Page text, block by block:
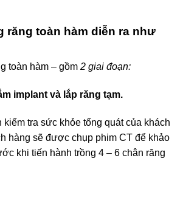
răng toàn hàm diễn ra như
toàn hàm – gồm 2 giai đoạn:
implant và lắp răng tạm.
kiểm tra sức khỏe tổng quát của khách
hàng sẽ được chụp phim CT để khảo
khi tiến hành trồng 4 – 6 chân răng